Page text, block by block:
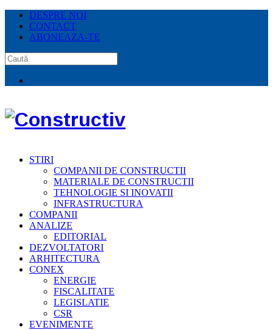
DESPRE NOI
CONTACT
ABONEAZA-TE
STIRI
COMPANII DE CONSTRUCTII
MATERIALE DE CONSTRUCTII
TEHNOLOGIE SI INOVATII
INFRASTRUCTURA
COMPANII
ANALIZE
EDITORIAL
DEZVOLTATORI
ARHITECTURA
CONEX
ENERGIE
FISCALITATE
LEGISLATIE
CSR
EVENIMENTE